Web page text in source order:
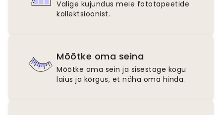
Valige kujundus meie fototapeetide
kollektsioonist.
Mõõtke oma seina
Mõõtke oma sein ja sisestage kogu
laius ja kõrgus, et näha oma hinda.